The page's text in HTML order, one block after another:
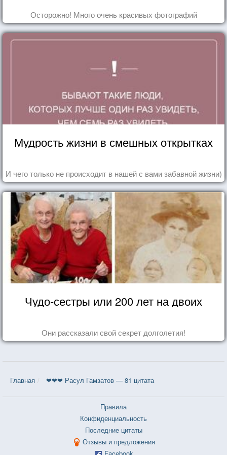
Осторожно! Много очень красивых фотографий
Мудрость жизни в смешных открытках
И чего только не происходит в нашей с вами забавной жизни)
Чудо-сестры или 200 лет на двоих
Они рассказали свой секрет долголетия!
Главная ❤❤❤ Расул Гамзатов — 81 цитата
Правила
Конфиденциальность
Последние цитаты
Отзывы и предложения